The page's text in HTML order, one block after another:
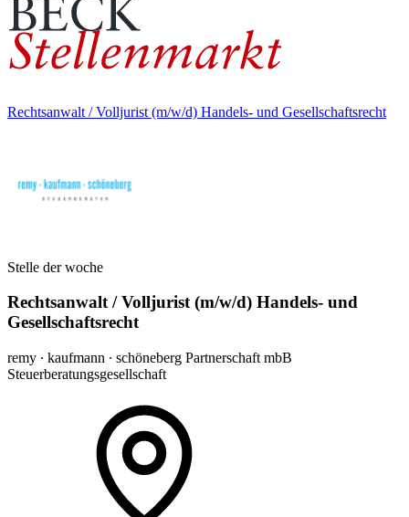
Rechtsanwalt / Volljurist (m/w/d) Handels- und Gesellschaftsrecht
Stelle der woche
Rechtsanwalt / Volljurist (m/w/d) Handels- und
Gesellschaftsrecht
remy ∙ kaufmann ∙ schöneberg Partnerschaft mbB
Steuerberatungsgesellschaft